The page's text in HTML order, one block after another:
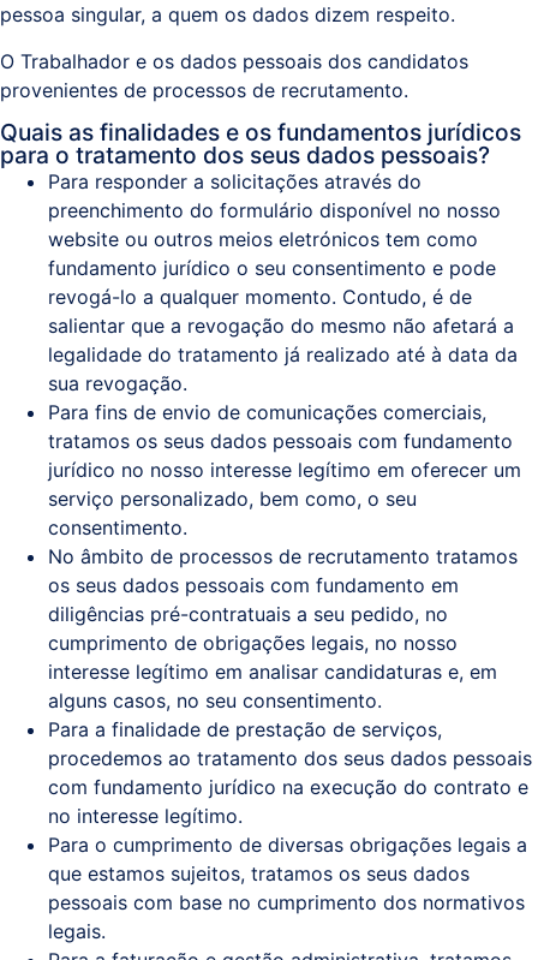
pessoa singular, a quem os dados dizem respeito.
O Trabalhador e os dados pessoais dos candidatos
provenientes de processos de recrutamento.
Quais as finalidades e os fundamentos jurídicos
para o tratamento dos seus dados pessoais?
Para responder a solicitações através do
preenchimento do formulário disponível no nosso
website ou outros meios eletrónicos tem como
fundamento jurídico o seu consentimento e pode
revogá-lo a qualquer momento. Contudo, é de
salientar que a revogação do mesmo não afetará a
legalidade do tratamento já realizado até à data da
sua revogação.
Para fins de envio de comunicações comerciais,
tratamos os seus dados pessoais com fundamento
jurídico no nosso interesse legítimo em oferecer um
serviço personalizado, bem como, o seu
consentimento.
No âmbito de processos de recrutamento tratamos
os seus dados pessoais com fundamento em
diligências pré-contratuais a seu pedido, no
cumprimento de obrigações legais, no nosso
interesse legítimo em analisar candidaturas e, em
alguns casos, no seu consentimento.
Para a finalidade de prestação de serviços,
procedemos ao tratamento dos seus dados pessoais
com fundamento jurídico na execução do contrato e
no interesse legítimo.
Para o cumprimento de diversas obrigações legais a
que estamos sujeitos, tratamos os seus dados
pessoais com base no cumprimento dos normativos
legais.